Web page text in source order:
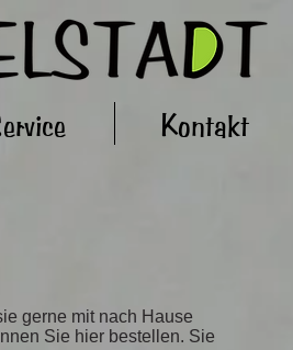
Kontakt
gerne mit nach Hause
Sie hier bestellen. Sie